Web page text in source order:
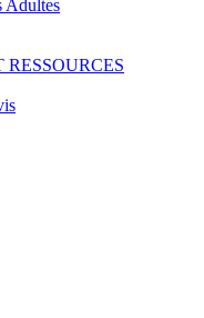
Adultes
RESSOURCES